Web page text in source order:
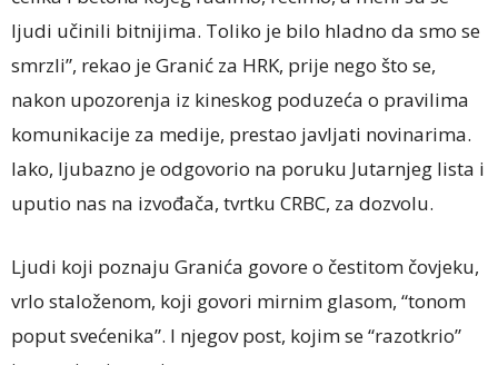
ljudi učinili bitnijima. Toliko je bilo hladno da smo se
smrzli”, rekao je Granić za HRK, prije nego što se,
nakon upozorenja iz kineskog poduzeća o pravilima
komunikacije za medije, prestao javljati novinarima.
Iako, ljubazno je odgovorio na poruku Jutarnjeg lista i
uputio nas na izvođača, tvrtku CRBC, za dozvolu.
Ljudi koji poznaju Granića govore o čestitom čovjeku,
vrlo staloženom, koji govori mirnim glasom, “tonom
poput svećenika”. I njegov post, kojim se “razotkrio”